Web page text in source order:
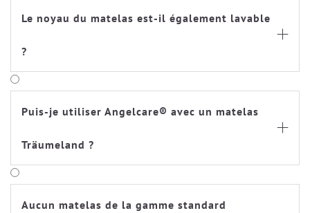
Le noyau du matelas est-il également lavable
?

Puis-je utiliser Angelcare® avec un matelas
Träumeland ?

Aucun matelas de la gamme standard